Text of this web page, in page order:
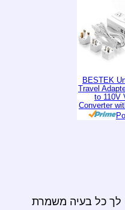
BESTEK
Travel
to 110V
Converter
לך כל בעיה משמרת